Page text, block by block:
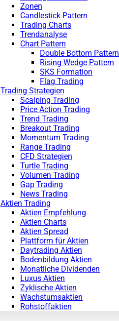
Zonen
Candlestick Pattern
Trading Charts
Trendanalyse
Chart Pattern
Double Bottom Pattern
Rising Wedge Pattern
SKS Formation
Flag Trading
Trading Strategien
Scalping Trading
Price Action Trading
Trend Trading
Breakout Trading
Momentum Trading
Range Trading
CFD Strategien
Turtle Trading
Volumen Trading
Gap Trading
News Trading
Aktien Trading
Aktien Empfehlung
Aktien Charts
Aktien Spread
Plattform für Aktien
Daytrading Aktien
Bodenbildung Aktien
Monatliche Dividenden
Luxus Aktien
Zyklische Aktien
Wachstumsaktien
Rohstoffaktien